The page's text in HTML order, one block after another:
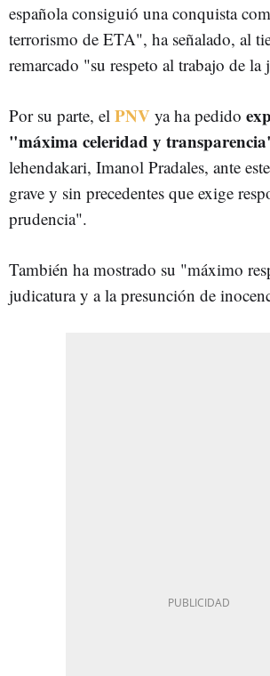
española consiguió una conquista
terrorismo de ETA", ha señalado, al
remarcado "su respeto al trabajo de la
Por su parte, el PNV ya ha pedido
"máxima celeridad y
lehendakari, Imanol Pradales, ante
grave y sin precedentes que exige
prudencia".
También ha mostrado su "máximo
judicatura y a la presunción de